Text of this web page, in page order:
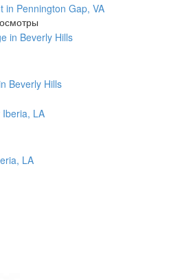
in Pennington Gap, VA
Beverly Hills
LA